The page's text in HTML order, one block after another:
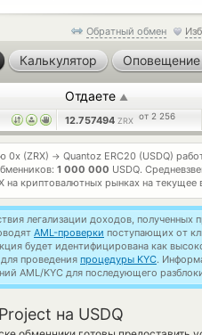
Обратный обмен
Калькулятор Оповещение
Отдаете ▲
12.757494 ZRX от 2 256
0x (ZRX) → Quantoz ERC20 (USDQ)
1 000 000 USDQ.
на криптовалютных рынках на текущее
легализации доходов,
AML-проверки поступающих от
будет идентифицирована как
проведения процедуры KYC.
AML/KYC для последующего
на USDQ